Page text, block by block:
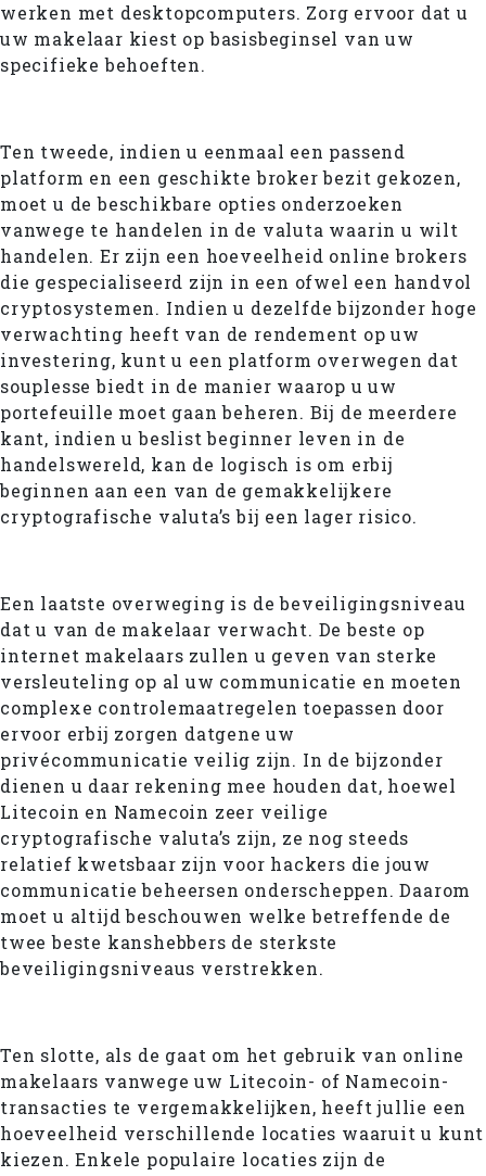
werken met desktopcomputers. Zorg ervoor dat u
uw makelaar kiest op basisbeginsel van uw
specifieke behoeften.
Ten tweede, indien u eenmaal een passend
platform en een geschikte broker bezit gekozen,
moet u de beschikbare opties onderzoeken
vanwege te handelen in de valuta waarin u wilt
handelen. Er zijn een hoeveelheid online brokers
die gespecialiseerd zijn in een ofwel een handvol
cryptosystemen. Indien u dezelfde bijzonder hoge
verwachting heeft van de rendement op uw
investering, kunt u een platform overwegen dat
souplesse biedt in de manier waarop u uw
portefeuille moet gaan beheren. Bij de meerdere
kant, indien u beslist beginner leven in de
handelswereld, kan de logisch is om erbij
beginnen aan een van de gemakkelijkere
cryptografische valuta’s bij een lager risico.
Een laatste overweging is de beveiligingsniveau
dat u van de makelaar verwacht. De beste op
internet makelaars zullen u geven van sterke
versleuteling op al uw communicatie en moeten
complexe controlemaatregelen toepassen door
ervoor erbij zorgen datgene uw
privécommunicatie veilig zijn. In de bijzonder
dienen u daar rekening mee houden dat, hoewel
Litecoin en Namecoin zeer veilige
cryptografische valuta’s zijn, ze nog steeds
relatief kwetsbaar zijn voor hackers die jouw
communicatie beheersen onderscheppen. Daarom
moet u altijd beschouwen welke betreffende de
twee beste kanshebbers de sterkste
beveiligingsniveaus verstrekken.
Ten slotte, als de gaat om het gebruik van online
makelaars vanwege uw Litecoin- of Namecoin-
transacties te vergemakkelijken, heeft jullie een
hoeveelheid verschillende locaties waaruit u kunt
kiezen. Enkele populaire locaties zijn de